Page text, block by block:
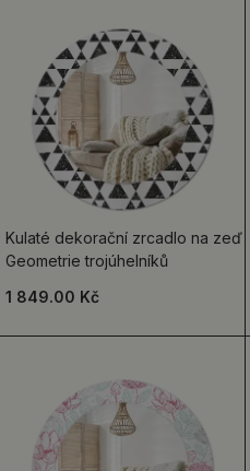
Kulaté dekorační zrcadlo na zeď
Geometrie trojúhelníků
1 849.00 Kč